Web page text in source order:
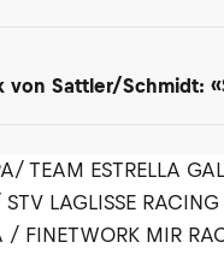
von Sattler/Schmidt:
TEAM ESTRELLA
LAGLISSE
/ FINETWORK MIR